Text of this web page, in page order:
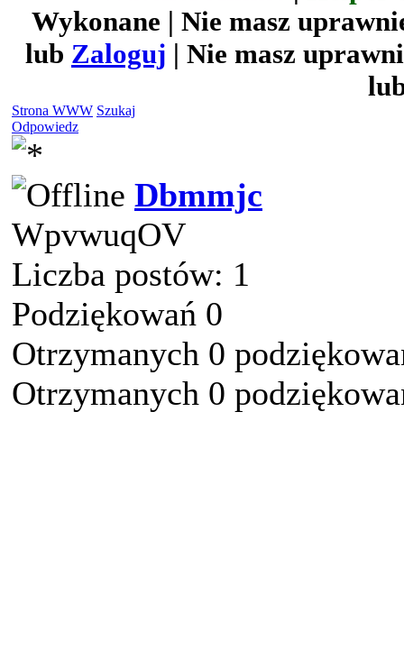
Wykonane | Nie masz
lub Zaloguj | Nie masz
Strona WWW Szukaj
Odpowiedz
Dbmmjc
WpvwuqOV
Liczba postów: 1
Podziękowań 0
Otrzymanych 0
Otrzymanych 0